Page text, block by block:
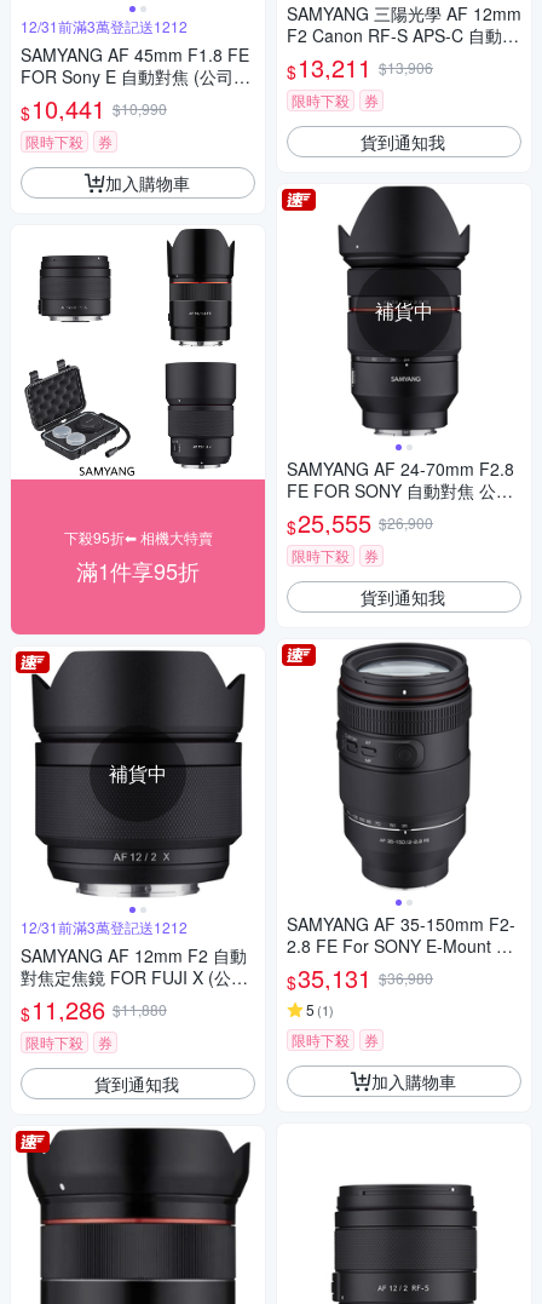
12/31前滿3萬登記送1212
SAMYANG AF 45mm F1.8 FE
FOR Sony E 自動對焦 (公司
貨)
$10,441 $10,990
限時下殺
券
加入購物車
下殺95折⬅︎ 相機大特賣
滿1件享95折
補貨中
12/31前滿3萬登記送1212
SAMYANG AF 12mm F2 自動
對焦定焦鏡 FOR FUJI X (公司
貨)
$11,286 $11,880
限時下殺
券
貨到通知我
SAMYANG 三陽光學 AF 12mm
F2 Canon RF-S APS-C 自動對
焦鏡頭 公司貨
$13,211 $13,906
限時下殺
券
貨到通知我
補貨中
SAMYANG AF 24-70mm F2.8
FE FOR SONY 自動對焦 公司
貨
$25,555 $26,900
限時下殺
券
貨到通知我
SAMYANG AF 35-150mm F2-
2.8 FE For SONY E-Mount 自
動對焦鏡頭 公司貨
$35,131 $36,980
5 (1)
限時下殺 券
加入購物車